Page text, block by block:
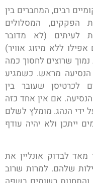
רבים, המחברים בין
הפקקים, המסלולים
לעיתים (לא מדובר
ללא מיזוג אוויר)
נמוך שרוצים לחסוך כמה
הנסיעה מראש. כשמגיע
לכרטיסן שעובר בין
אם אין אחד כזה
ידי הנהג. מומלץ לשלם
ייתכן ולא יהיה עודף
לבדוק אונליין את
שלהם. למרות שרוב